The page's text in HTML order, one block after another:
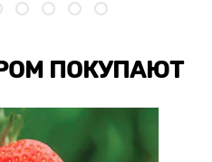
ПОКУПАЮТ